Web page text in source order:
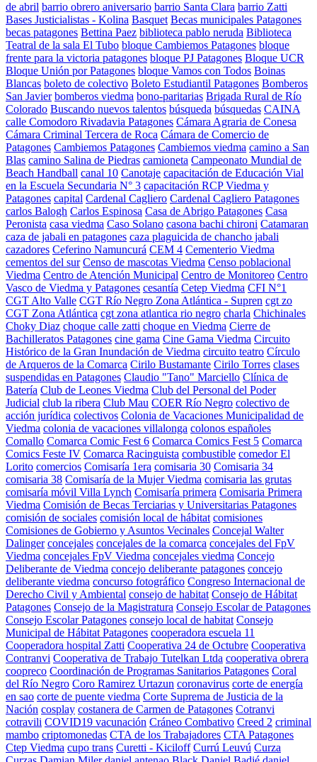
de abril barrio obrero aniversario barrio Santa Clara barrio Zatti
Bases Justicialistas - Kolina Basquet Becas municipales Patagones
becas patagones Bettina Paez biblioteca pablo neruda Biblioteca
Teatral de la sala El Tubo bloque Cambiemos Patagones bloque
frente para la victoria patagones bloque PJ Patagones Bloque UCR
Bloque Unión por Patagones bloque Vamos con Todos Boinas
Blancas boleto de colectivo Boleto Estudiantil Patagones Bomberos
San Javier bomberos viedma bono-paritarias Brigada Rural de Río
Colorado Buscando nuevos talentos búsqueda búsquedas CAINA
calle Comodoro Rivadavia Patagones Cámara Agraria de Conesa
Cámara Criminal Tercera de Roca Cámara de Comercio de
Patagones Cambiemos Patagones Cambiemos viedma camino a San
Blas camino Salina de Piedras camioneta Campeonato Mundial de
Beach Handball canal 10 Canotaje capacitación de Educación Vial
en la Escuela Secundaria N° 3 capacitación RCP Viedma y
Patagones capital Cardenal Cagliero Cardenal Cagliero Patagones
carlos Balogh Carlos Espinosa Casa de Abrigo Patagones Casa
Peronista casa viedma Caso Solano casona bachi chironi Catamaran
caza de jabali en patagones caza plaguicida de chancho jabali
cazadores Ceferino Namuncurá CEM 4 Cementerio Viedma
cementos del sur Censo de mascotas Viedma Censo poblacional
Viedma Centro de Atención Municipal Centro de Monitoreo Centro
Vasco de Viedma y Patagones cesantía Cetep Viedma CFI N°1
CGT Alto Valle CGT Río Negro Zona Atlántica - Supren cgt zo
CGT Zona Atlántica cgt zona atlantica rio negro charla Chichinales
Choky Diaz choque calle zatti choque en Viedma Cierre de
Bachilleratos Patagones cine gama Cine Gama Viedma Circuito
Histórico de la Gran Inundación de Viedma circuito teatro Círculo
de Arqueros de la Comarca Cirilo Bustamante Cirilo Torres clases
suspendidas en Patagones Claudio "Tano" Marciello Clínica de
Batería Club de Leones Viedma Club del Personal del Poder
Judicial club la ribera Club Mau COER Río Negro colectivo de
acción jurídica colectivos Colonia de Vacaciones Municipalidad de
Viedma colonia de vacaciones villalonga colonos españoles
Comallo Comarca Comic Fest 6 Comarca Comics Fest 5 Comarca
Comics Feste IV Comarca Racinguista combustible comedor El
Lorito comercios Comisaría 1era comisaria 30 Comisaria 34
comisaria 38 Comisaría de la Mujer Viedma comisaria las grutas
comisaría móvil Villa Lynch Comisaría primera Comisaria Primera
Viedma Comisión de Becas Terciarias y Universitarias Patagones
comisión de sociales comisión local de hábitat comisiones
Comisiones de Gobierno y Asuntos Vecinales Concejal Walter
Dalinger concejales concejales de la comarca concejales del FpV
Viedma concejales FpV Viedma concejales viedma Concejo
Deliberante de Viedma concejo deliberante patagones concejo
deliberante viedma concurso fotográfico Congreso Internacional de
Derecho Civil y Ambiental consejo de habitat Consejo de Hábitat
Patagones Consejo de la Magistratura Consejo Escolar de Patagones
Consejo Escolar Patagones consejo local de habitat Consejo
Municipal de Hábitat Patagones cooperadora escuela 11
Cooperadora hospital Zatti Cooperativa 24 de Octubre Cooperativa
Contranvi Cooperativa de Trabajo Tutelkan Ltda cooperativa obrera
coopreco Coordinación de Programas Sanitarios Patagones Coral
del Río Negro Coro Ramirez Urtazun coronavirus corte de energía
en sao corte de puente viedma Corte Suprema de Justicia de la
Nación cosplay costanera de Carmen de Patagones Cotranvi
cotravili COVID19 vacunación Cráneo Combativo Creed 2 criminal
mambo criptomonedas CTA de los Trabajadores CTA Patagones
Ctep Viedma cupo trans Curetti - Kiciloff Currú Leuvú Curza